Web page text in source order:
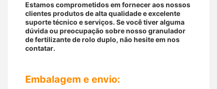
Estamos comprometidos em fornecer aos nossos
clientes produtos de alta qualidade e excelente
suporte técnico e serviços. Se você tiver alguma
dúvida ou preocupação sobre nosso granulador
de fertilizante de rolo duplo, não hesite em nos
contatar.
Embalagem e envio: